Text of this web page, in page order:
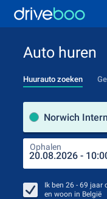
Auto huren
Huurauto zoeken
Ophalen
Ik ben 26 - 69 jaar
en woon in België